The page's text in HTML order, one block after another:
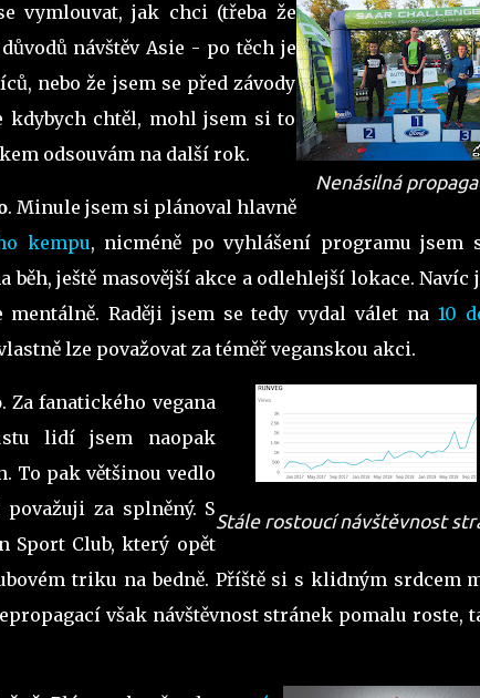
Nenásilná
vymlouvat, jak chci (třeba že
návštěv Asie - po těch je
nebo že jsem se před závody
kdybych chtěl, mohl jsem si to
odsouvám na další rok.
. Minule jsem si plánoval hlavně
kempu, nicméně po vyhlášení programu jsem
ještě masovější akce a odlehlejší lokace. Navíc
Raději jsem se tedy vydal válet na 10
lze považovat za téměř veganskou akci.
Stále rostoucí návštěvnost
. Za fanatického vegana
lidí jsem naopak
To pak většinou vedlo
za splněný. S
Sport Club, který opět
triku na bedně. Příště si s klidným srdcem
však návštěvnost stránek pomalu roste,